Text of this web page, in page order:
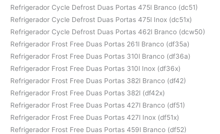
Refrigerador Cycle Defrost Duas Portas 475l Branco (dc51)
Refrigerador Cycle Defrost Duas Portas 475l Inox (dc51x)
Refrigerador Cycle Defrost Duas Portas 462l Branco (dcw50)
Refrigerador Frost Free Duas Portas 261l Branco (df35a)
Refrigerador Frost Free Duas Portas 310l Branco (df36a)
Refrigerador Frost Free Duas Portas 310l Inox (df36x)
Refrigerador Frost Free Duas Portas 382l Branco (df42)
Refrigerador Frost Free Duas Portas 382l (df42x)
Refrigerador Frost Free Duas Portas 427l Branco (df51)
Refrigerador Frost Free Duas Portas 427l Inox (df51x)
Refrigerador Frost Free Duas Portas 459l Branco (df52)